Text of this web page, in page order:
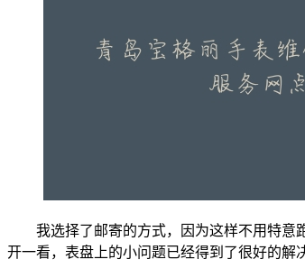
我选择了邮寄的方式，因为这样不用特意
开一看，表盘上的小问题已经得到了很好的解